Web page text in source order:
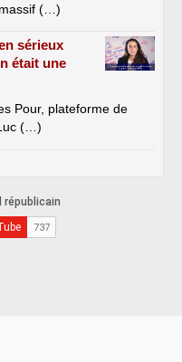
(…)
sérieux
était une
Pour, plateforme de
(…)